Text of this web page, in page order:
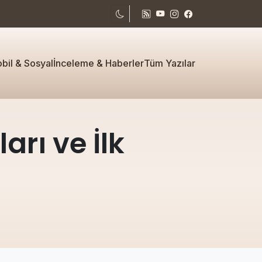
& Sosyalİnceleme & HaberlerTüm Yazılar
ve İlk